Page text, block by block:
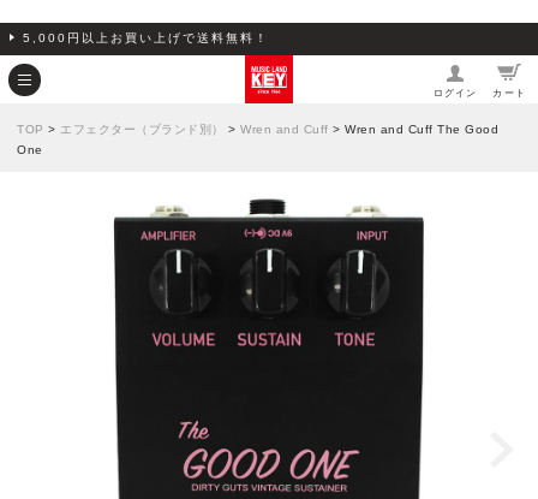
5,000円以上お買い上げで送料無料！
ログイン カート
TOP > エフェクター（ブランド別） > Wren and Cuff > Wren and Cuff The Good
One